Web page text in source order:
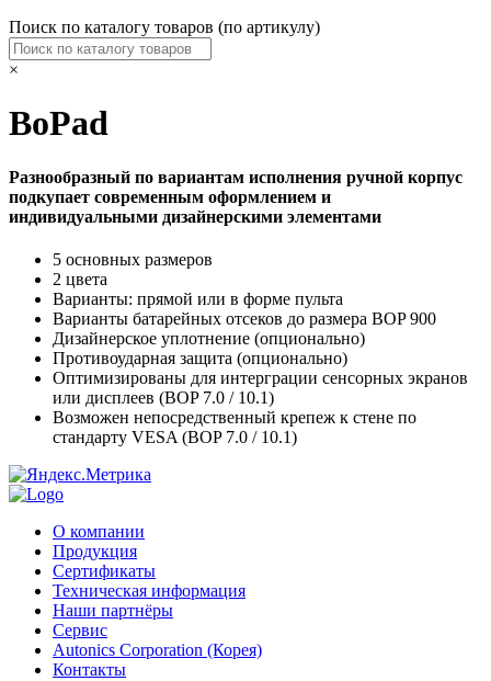
Поиск по каталогу товаров (по артикулу)
×
BoPad
Разнообразный по вариантам исполнения ручной корпус
подкупает современным оформлением и
индивидуальными дизайнерскими элементами
5 основных размеров
2 цвета
Варианты: прямой или в форме пульта
Варианты батарейных отсеков до размера BOP 900
Дизайнерское уплотнение (опционально)
Противоударная защита (опционально)
Оптимизированы для интерграции сенсорных экранов
или дисплеев (BOP 7.0 / 10.1)
Возможен непосредственный крепеж к стене по
стандарту VESA (BOP 7.0 / 10.1)
О компании
Продукция
Сертификаты
Техническая информация
Наши партнёры
Сервис
Autonics Corporation (Корея)
Контакты